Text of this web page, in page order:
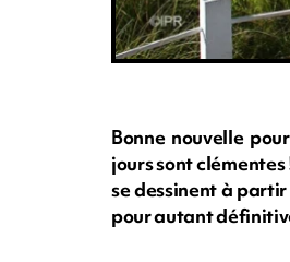
Bonne nouvelle
jours sont
se dessinent à
pour autant